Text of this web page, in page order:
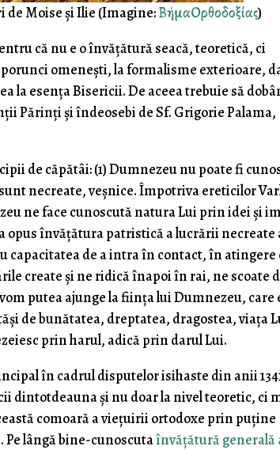
de Moise și Ilie (Imagine:ΒήμαΟρθοδοξίας)
că nu e o învățătură seacă, teoretică, ci
omenești, la formalisme exterioare,
esența Bisericii. De aceea trebuie să
Părinți și îndeosebi de Sf. Grigorie Palama,
de căpătâi: (1) Dumnezeu nu poate fi
necreate, veșnice. Împotriva ereticilor
ne face cunoscută natura Lui prin idei și
opus învățătura patristică a lucrării necreate
de a intra în contact, în atingere
create și ne ridică înapoi în rai, ne scoate
putea ajunge la ființa lui Dumnezeu, care
de bunătatea, dreptatea, dragostea, viața
prin harul, adică prin darul Lui.
în cadrul disputelor isihaste din anii
dintotdeauna și nu doar la nivel teoretic, ci
comoară a viețuirii ortodoxe prin puține
lângă bine-cunoscutaînvățătură generală